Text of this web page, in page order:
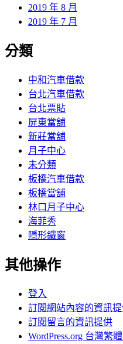
2019 年 8 月
2019 年 7 月
分類
中和汽車借款
台北汽車借款
台北票貼
屏東當舖
新莊當舖
月子中心
未分類
板橋汽車借款
板橋當舖
林口月子中心
海菲秀
隱形鐵窗
其他操作
登入
訂閱網站內容的資訊
訂閱留言的資訊提供
WordPress.org 台灣繁